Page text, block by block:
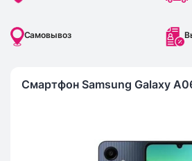
Самовывоз
Смартфон Samsung Galaxy